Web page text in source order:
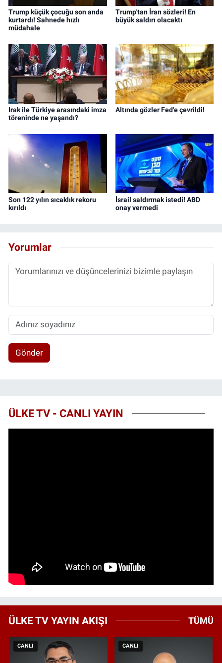
Trump küçük çocuğu son anda
kurtardı! Sahnede hızlı
müdahale
Trump'tan İran sözleri! En
büyük saldırı olacaktı
Irak ile Türkiye arasındaki imza
töreninde ne yaşandı?
Altında gözler Fed'e çevrildi!
Son 122 yılın sıcaklık rekoru
kırıldı
İsrail saldırmak istedi! ABD
onay vermedi
Yorumlar
Gönder
ÜLKE TV - CANLI YAYIN
ÜLKE TV YAYIN AKIŞI TÜMÜ
CANLI CANLI